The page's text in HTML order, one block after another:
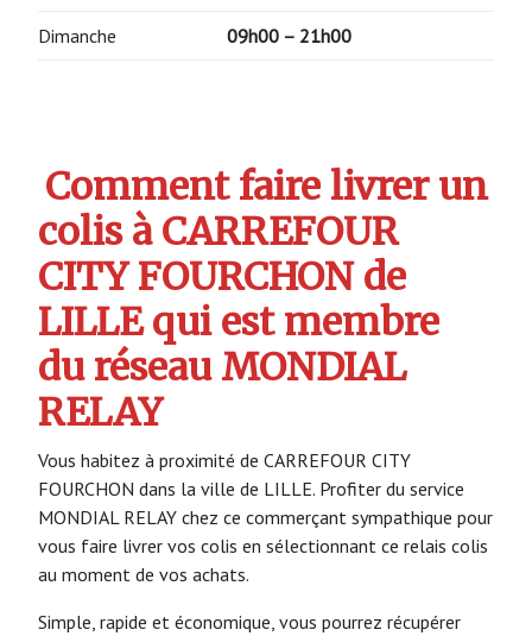
Dimanche 09h00 – 21h00
Comment faire livrer un
colis à CARREFOUR
CITY FOURCHON de
LILLE qui est membre
du réseau MONDIAL
RELAY
Vous habitez à proximité de CARREFOUR CITY
FOURCHON dans la ville de LILLE. Profiter du service
MONDIAL RELAY chez ce commerçant sympathique pour
vous faire livrer vos colis en sélectionnant ce relais colis
au moment de vos achats.
Simple, rapide et économique, vous pourrez récupérer